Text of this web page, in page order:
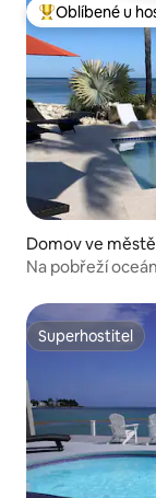
Nejlepší v
Oblíbené u
Domov ve
Na pobřeží
Superhostitel
Superhostitel